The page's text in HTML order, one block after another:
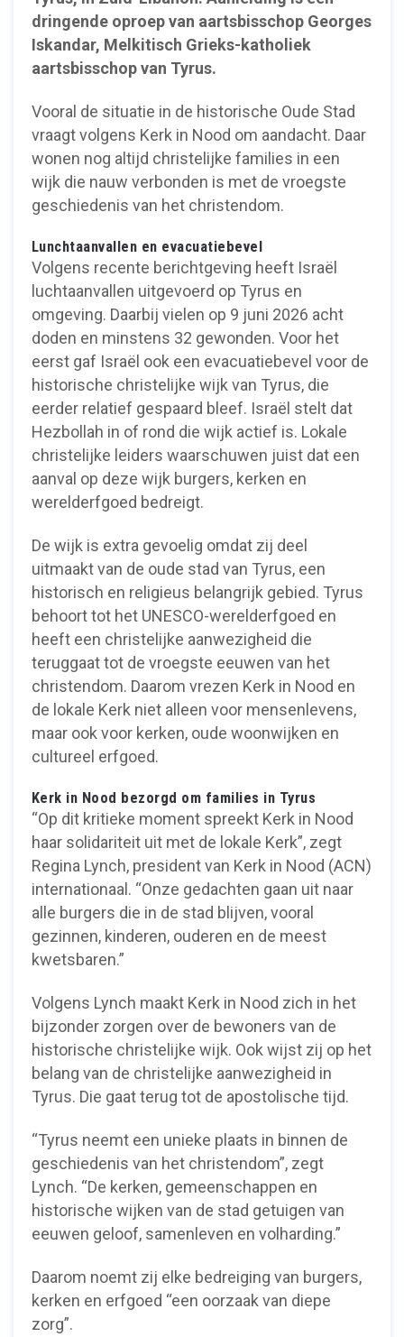
dringende oproep van aartsbisschop Georges
Iskandar, Melkitisch Grieks-katholiek
aartsbisschop van Tyrus.
Vooral de situatie in de historische Oude Stad
vraagt volgens Kerk in Nood om aandacht. Daar
wonen nog altijd christelijke families in een
wijk die nauw verbonden is met de vroegste
geschiedenis van het christendom.
Lunchtaanvallen en evacuatiebevel
Volgens recente berichtgeving heeft Israël
luchtaanvallen uitgevoerd op Tyrus en
omgeving. Daarbij vielen op 9 juni 2026 acht
doden en minstens 32 gewonden. Voor het
eerst gaf Israël ook een evacuatiebevel voor de
historische christelijke wijk van Tyrus, die
eerder relatief gespaard bleef. Israël stelt dat
Hezbollah in of rond die wijk actief is. Lokale
christelijke leiders waarschuwen juist dat een
aanval op deze wijk burgers, kerken en
werelderfgoed bedreigt.
De wijk is extra gevoelig omdat zij deel
uitmaakt van de oude stad van Tyrus, een
historisch en religieus belangrijk gebied. Tyrus
behoort tot het UNESCO-werelderfgoed en
heeft een christelijke aanwezigheid die
teruggaat tot de vroegste eeuwen van het
christendom. Daarom vrezen Kerk in Nood en
de lokale Kerk niet alleen voor mensenlevens,
maar ook voor kerken, oude woonwijken en
cultureel erfgoed.
Kerk in Nood bezorgd om families in Tyrus
“Op dit kritieke moment spreekt Kerk in Nood
haar solidariteit uit met de lokale Kerk”, zegt
Regina Lynch, president van Kerk in Nood (ACN)
internationaal. “Onze gedachten gaan uit naar
alle burgers die in de stad blijven, vooral
gezinnen, kinderen, ouderen en de meest
kwetsbaren.”
Volgens Lynch maakt Kerk in Nood zich in het
bijzonder zorgen over de bewoners van de
historische christelijke wijk. Ook wijst zij op het
belang van de christelijke aanwezigheid in
Tyrus. Die gaat terug tot de apostolische tijd.
“Tyrus neemt een unieke plaats in binnen de
geschiedenis van het christendom”, zegt
Lynch. “De kerken, gemeenschappen en
historische wijken van de stad getuigen van
eeuwen geloof, samenleven en volharding.”
Daarom noemt zij elke bedreiging van burgers,
kerken en erfgoed “een oorzaak van diepe
zorg”.